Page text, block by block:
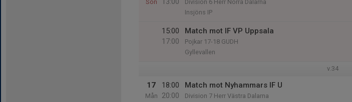
Sön
Division 6 Herr Norra Dalarna
Insjöns IP
15:00
17:00
Match mot IF VP Uppsala
Pojkar 17-18 GUDH
Gyllevallen
v.34
17
Mån
18:00
20:00
Match mot Nyhammars IF U
Division 7 Herr Västra Dalarna